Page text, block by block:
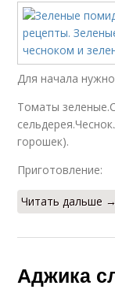
Для начала
Томаты
горошек).
Приготовление:
Читать дальше →
Аджика